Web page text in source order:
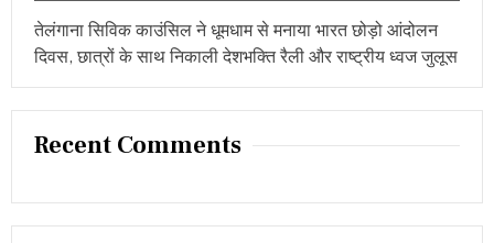
तेलंगाना सिविक काउंसिल ने धूमधाम से मनाया भारत छोड़ो आंदोलन
दिवस, छात्रों के साथ निकाली देशभक्ति रैली और राष्ट्रीय ध्वज जुलूस
Recent Comments